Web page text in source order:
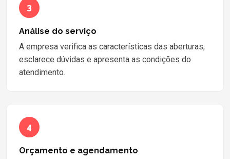
3
Análise do serviço
A empresa verifica as características das aberturas,
esclarece dúvidas e apresenta as condições do
atendimento.
4
Orçamento e agendamento